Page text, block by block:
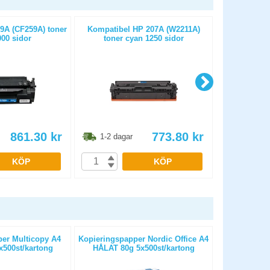
(CF259A) toner
sidor
861.30 kr
KÖP
Kompatibel HP 207A (W2211A)
toner cyan 1250 sidor
1-2 dagar 773.80 kr
KÖP
Multicopy A4
kartong
Kopieringspapper Nordic Office A4
HÅLAT 80g 5x500st/kartong